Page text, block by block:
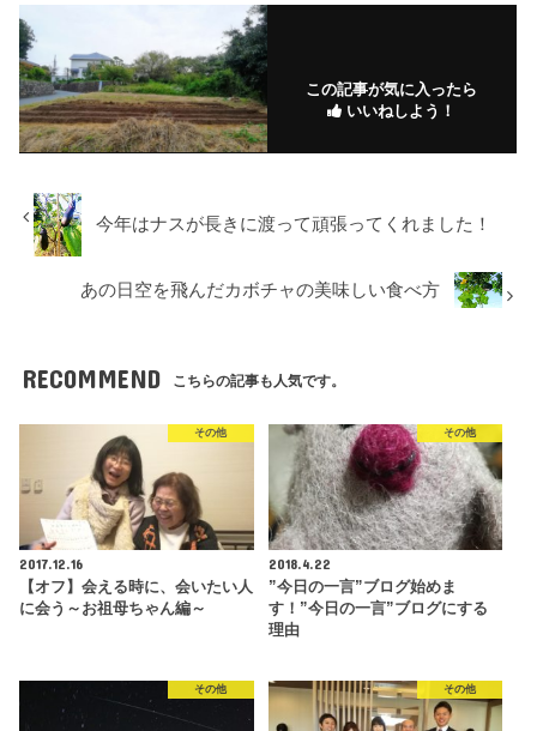
この記事が気に入ったら
いいねしよう！
今年はナスが長きに渡って頑張ってくれました！
あの日空を飛んだカボチャの美味しい食べ方
RECOMMEND こちらの記事も人気です。
その他
2017.12.16
【オフ】会える時に、会いたい人
に会う～お祖母ちゃん編～
その他
2018.4.22
”今日の一言”ブログ始めま
す！”今日の一言”ブログにする
理由
その他 その他